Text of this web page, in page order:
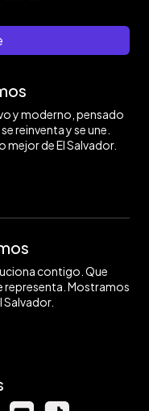
y moderno, pensado
reinventa y se une.
de El Salvador.
contigo. Que
representa. Mostramos
Salvador.